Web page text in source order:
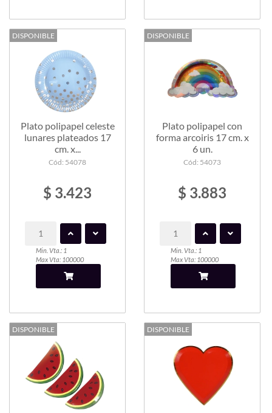
DISPONIBLE
Plato polipapel celeste
lunares plateados 17
cm. x...
Cód: 54078
$ 3.423
Min. Vta.: 1
Max Vta: 100000
DISPONIBLE
Plato polipapel con
forma arcoiris 17 cm. x
6 un.
Cód: 54073
$ 3.883
Min. Vta.: 1
Max Vta: 100000
DISPONIBLE DISPONIBLE